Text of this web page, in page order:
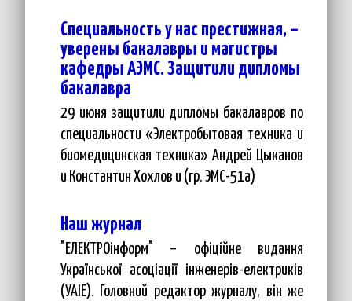
Специальность у нас престижная, –
уверены бакалавры и магистры
кафедры АЭМС. Защитили дипломы
бакалавра
29 июня защитили дипломы бакалавров по
специальности «Электробытовая техника и
биомедицинская техника» Андрей Цыканов
и Константин Хохлов и (гр. ЭМС-51а)
Наш журнал
"ЕЛЕКТРОінформ" – офіційне видання
Української асоціації інженерів-електриків
(УАІЕ). Головний редактор журналу, він же